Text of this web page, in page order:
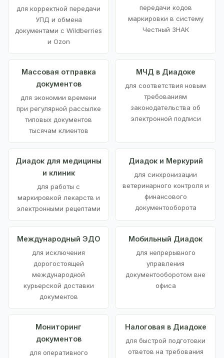
для корректной передачи
УПД и обмена
документами с Wildberries
и Ozon
передачи кодов
маркировки в систему
Честный ЗНАК
Массовая отправка
документов
для экономии времени
при регулярной рассылке
типовых документов
тысячам клиентов
МЧД в Диадоке
для соответствия новым
требованиям
законодательства об
электронной подписи
Диадок для медицины
и клиник
для работы с
маркировкой лекарств и
электронными рецептами
Диадок и Меркурий
для синхронизации
ветеринарного контроля и
финансового
документооборота
Международный ЭДО
для исключения
дорогостоящей
международной
курьерской доставки
документов
Мобильный Диадок
для непрерывного
управления
документооборотом вне
офиса
Мониторинг
документов
для оперативного
Налоговая в Диадоке
для быстрой подготовки
ответов на требования